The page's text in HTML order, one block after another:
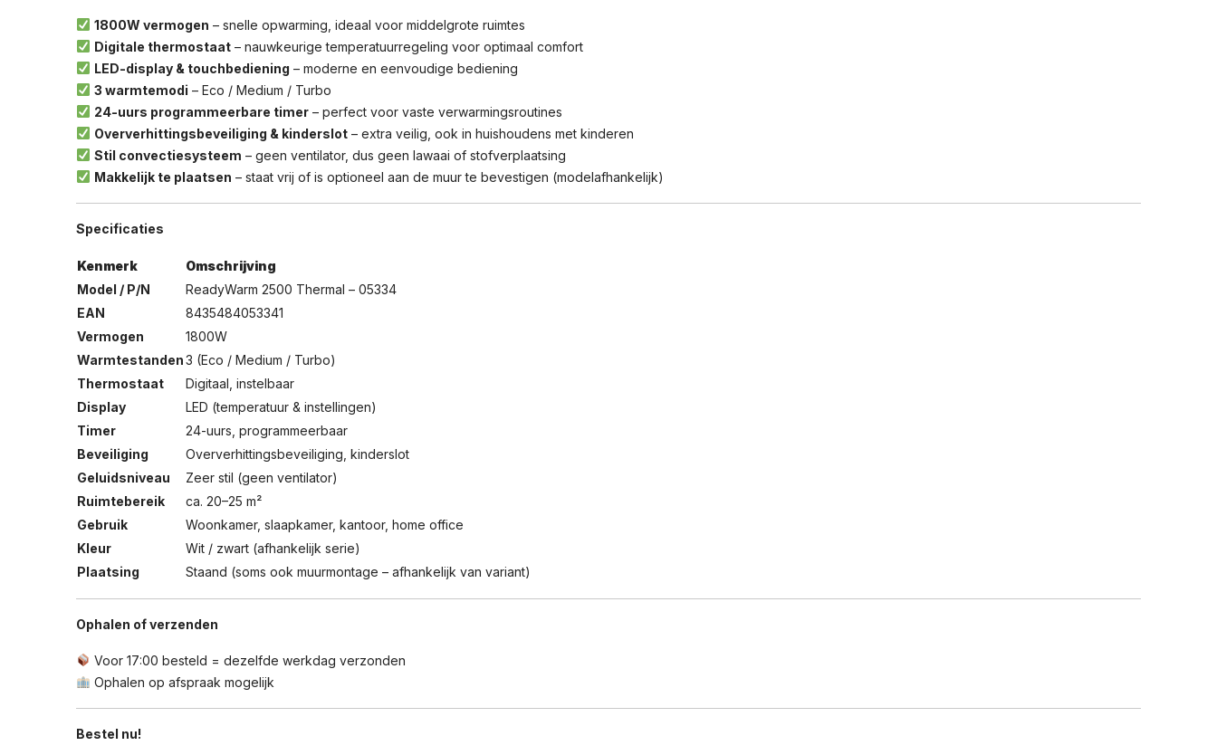
1800W vermogen – snelle opwarming, ideaal voor middelgrote ruimtes
Digitale thermostaat– nauwkeurige temperatuurregeling voor optimaal comfort
LED-display & touchbediening – moderne en eenvoudige bediening
3 warmtemodi – Eco / Medium / Turbo
24-uurs programmeerbare timer– perfect voor vaste verwarmingsroutines
Oververhittingsbeveiliging & kinderslot– extra veilig, ook in huishoudens met kinderen
Stil convectiesysteem – geen ventilator, dus geen lawaai of stofverplaatsing
Makkelijk te plaatsen – staat vrij of is optioneel aan de muur te bevestigen (modelafhankelijk)
Specificaties
Kenmerk
Omschrijving
Model / P/N
ReadyWarm 2500 Thermal – 05334
EAN
8435484053341
Vermogen
1800W
Warmtestanden3 (Eco / Medium / Turbo)
Thermostaat
Digitaal, instelbaar
Display
LED (temperatuur & instellingen)
Timer
24-uurs, programmeerbaar
Beveiliging
Oververhittingsbeveiliging, kinderslot
Geluidsniveau
Zeer stil (geen ventilator)
Ruimtebereik
ca. 20–25 m²
Gebruik
Woonkamer, slaapkamer, kantoor, home office
Kleur
Wit / zwart (afhankelijk serie)
Plaatsing
Staand (soms ook muurmontage – afhankelijk van variant)
Ophalen of verzenden
Voor 17:00 besteld = dezelfde werkdag verzonden
Ophalen op afspraak mogelijk
Bestel nu!